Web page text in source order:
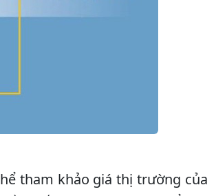
tham khảo giá thị trường của